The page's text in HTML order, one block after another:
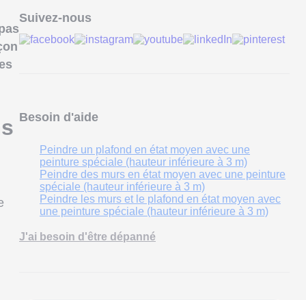
Suivez-nous
Besoin d'aide
Peindre un plafond en état moyen avec une
peinture spéciale (hauteur inférieure à 3 m)
Peindre des murs en état moyen avec une peinture
spéciale (hauteur inférieure à 3 m)
Peindre les murs et le plafond en état moyen avec
une peinture spéciale (hauteur inférieure à 3 m)
J'ai besoin d'être dépanné